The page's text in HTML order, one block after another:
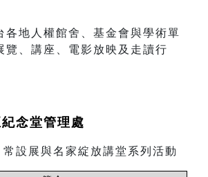
各地人權館舍、基金會與學術單
覽、講座、電影放映及走讀行
念堂管理處
常設展與名家綻放講堂系列活動